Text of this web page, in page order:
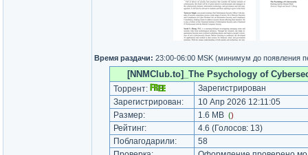
Время раздачи: 23:00-06:00 MSK (минимум до появления
[NNMClub.to]_The Psychology of
Торрент:
Зарегистрирован
Зарегистрирован:
10 Апр 2026 12:11:05
Размер:
1.6 MB ()
Рейтинг: 4.6 (Голосов: 13)
Поблагодарили:
58